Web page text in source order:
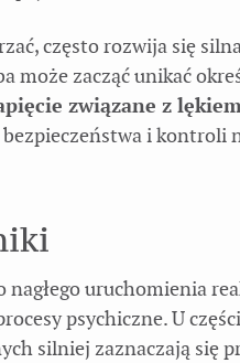
często rozwija się
może zacząć unikać
związane z
i kontroli
uruchomienia
psychiczne. U
silniej zaznaczają się